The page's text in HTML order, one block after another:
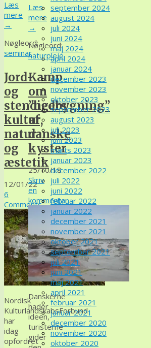
Læs
mere
→
Nøgleord:
seminar
Læs
mere
→
Nøgleord:
naturpleje
Jord-
og
stendigers
kultur,
natur
og
æstetik
12/01/22
6
Comments
Nordisk
KulturlandskabsForbund
har
idag
opfordret
Kamp
om
”nedbygning”
af
danske
kyster
25/10/18
Skriv
en
kommentar
Danskerne
hader
ideen,
turisterne
gider
september 2024
august 2024
juli 2024
juni 2024
maj 2024
april 2024
januar 2024
december 2023
november 2023
oktober 2023
september 2023
august 2023
juli 2023
juni 2023
marts 2023
januar 2023
december 2022
juli 2022
juni 2022
februar 2022
januar 2022
december 2021
november 2021
oktober 2021
september 2021
juli 2021
juni 2021
maj 2021
april 2021
februar 2021
januar 2021
december 2020
november 2020
oktober 2020